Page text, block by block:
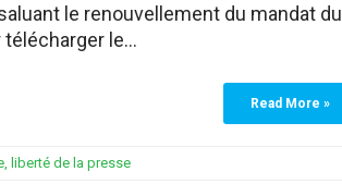
le renouvellement du mandat du
télécharger le…
Read More »
liberté de la presse